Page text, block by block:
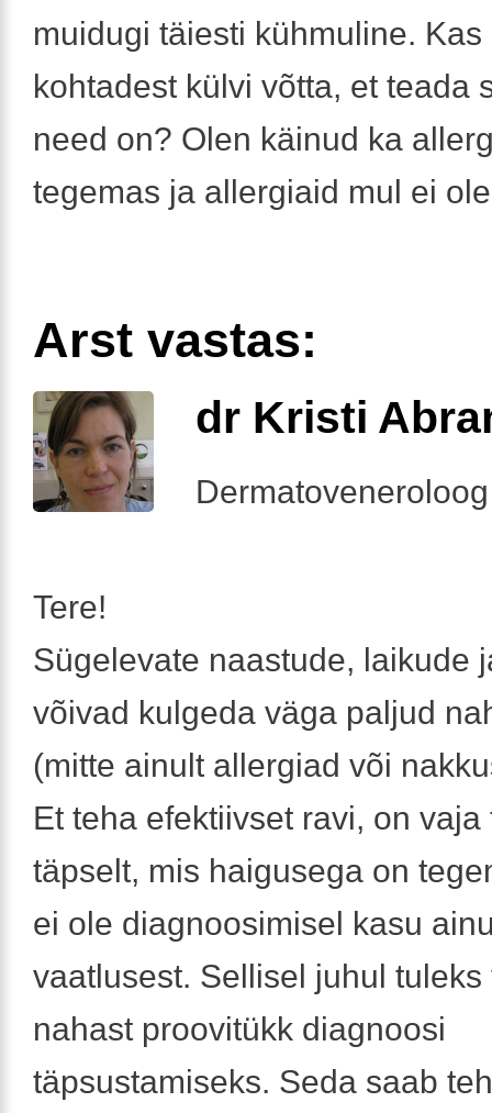
muidugi täiesti kühmuline.
kohtadest külvi võtta, et teada
need on? Olen käinud ka
tegemas ja allergiaid mul ei
Arst vastas:
dr Kristi
Dermatoveneroloog
Tere!
Sügelevate naastude, laikude
võivad kulgeda väga paljud
(mitte ainult allergiad või
Et teha efektiivset ravi, on vaja
täpselt, mis haigusega on
ei ole diagnoosimisel kasu
vaatlusest. Sellisel juhul tuleks
nahast proovitükk diagnoosi
täpsustamiseks. Seda saab